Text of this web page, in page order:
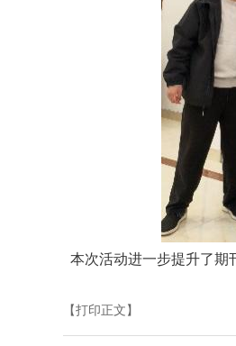
本次活动进一步提升了期
【打印正文】